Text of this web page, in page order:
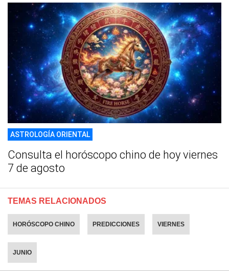
ASTROLOGÍA ORIENTAL
Consulta el horóscopo chino de hoy viernes
7 de agosto
TEMAS RELACIONADOS
HORÓSCOPO CHINO PREDICCIONES VIERNES
JUNIO